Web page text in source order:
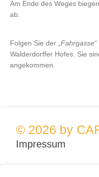
Am Ende des Weges
ab.
Folgen Sie der „ Fahrgasse
Walderdorffer Hofes. Sie
angekommen.
© 2026 by
Impressum